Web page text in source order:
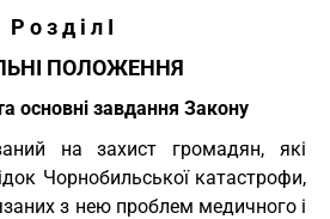
Р о з д і л I
ПОЛОЖЕННЯ
основні завдання Закону
на захист громадян, які
Чорнобильської катастрофи,
з нею проблем медичного і